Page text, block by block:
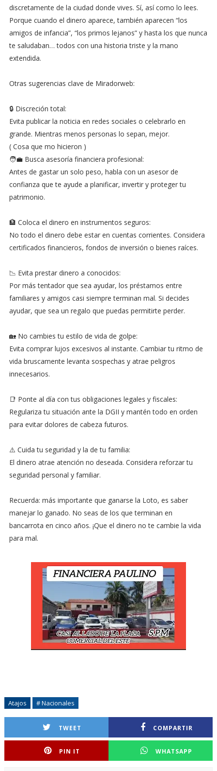
discretamente de la ciudad donde vives. Sí, así como lo lees.
Porque cuando el dinero aparece, también aparecen “los
amigos de infancia”, “los primos lejanos” y hasta los que nunca
te saludaban… todos con una historia triste y la mano
extendida.
Otras sugerencias clave de Miradorweb:
🔒 Discreción total:
Evita publicar la noticia en redes sociales o celebrarlo en
grande. Mientras menos personas lo sepan, mejor.
( Cosa que mo hicieron )
🧑‍💼 Busca asesoría financiera profesional:
Antes de gastar un solo peso, habla con un asesor de
confianza que te ayude a planificar, invertir y proteger tu
patrimonio.
🏦 Coloca el dinero en instrumentos seguros:
No todo el dinero debe estar en cuentas corrientes. Considera
certificados financieros, fondos de inversión o bienes raíces.
📉 Evita prestar dinero a conocidos:
Por más tentador que sea ayudar, los préstamos entre
familiares y amigos casi siempre terminan mal. Si decides
ayudar, que sea un regalo que puedas permitirte perder.
🏡 No cambies tu estilo de vida de golpe:
Evita comprar lujos excesivos al instante. Cambiar tu ritmo de
vida bruscamente levanta sospechas y atrae peligros
innecesarios.
📑 Ponte al día con tus obligaciones legales y fiscales:
Regulariza tu situación ante la DGII y mantén todo en orden
para evitar dolores de cabeza futuros.
⚠️ Cuida tu seguridad y la de tu familia:
El dinero atrae atención no deseada. Considera reforzar tu
seguridad personal y familiar.
Recuerda: más importante que ganarse la Loto, es saber
manejar lo ganado. No seas de los que terminan en
bancarrota en cinco años. ¡Que el dinero no te cambie la vida
para mal.
Atajos # Nacionales
TWEET COMPARTIR
PIN IT WHATSAPP